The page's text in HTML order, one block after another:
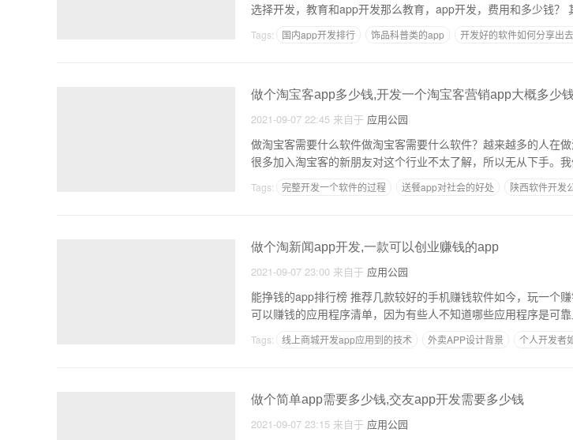
Tags: 国内app开发排行 饰品科普类的app 开发好的软件如何分享出
做个淘宝客app多少钱,开发一个淘宝客营销app大概多少钱
2021-09-07 22:45 来自于 应用公园
做淘宝客需要什么软件做淘宝客需要什么软件？越来越多的人在
Tags: 完整开发一个软件的过程 送餐app对社会的好处 陕西软件开发
做个淘新闻app开发,一款可以创业赚钱的app
2021-09-07 23:00 来自于 应用公园
能挣钱的app排行榜 推荐几款较好的手机赚钱软件如今，玩一个
可以赚钱的应用程序清单，因为有些人不知道哪些应用程序是可
Tags: 线上商城开发app应用到的技术 外卖APP设计背景 个人开发者
做个简单app需要多少钱,交友app开发需要多少钱
2021-09-07 23:15 来自于 应用公园